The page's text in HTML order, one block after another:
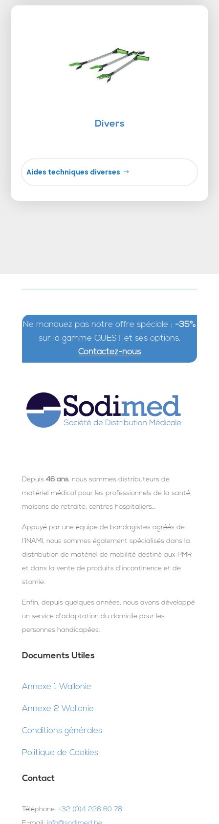
Divers
Aides techniques diverses
Ne manquez pas notre offre spéciale : -35%
sur la gamme QUEST et ses options.
Contactez-nous
Depuis 46 ans, nous sommes distributeurs de
matériel médical pour les professionnels de la santé,
maisons de retraite, centres hospitaliers…
Appuyé par une équipe de bandagistes agréés de
l’INAMI, nous sommes également spécialisés dans la
distribution de matériel de mobilité destiné aux PMR
et dans la vente de produits d’incontinence et de
stomie.
Enfin, depuis quelques années, nous avons développé
un service d’adaptation du domicile pour les
personnes handicapées.
Documents Utiles
Annexe 1 Wallonie
Annexe 2 Wallonie
Conditions générales
Politique de Cookies
Contact
Téléphone: +32 (0)4 226 60 78